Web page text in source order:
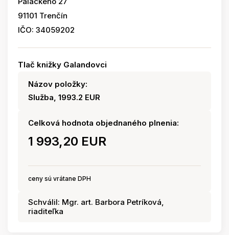
91101 Trenčín
IČO: 34059202
Tlač knižky Galandovci
Názov položky:
Služba, 1993.2 EUR
Celková hodnota objednaného plnenia:
1 993,20 EUR
ceny sú vrátane DPH
Schválil: Mgr. art. Barbora Petríková,
riaditeľka